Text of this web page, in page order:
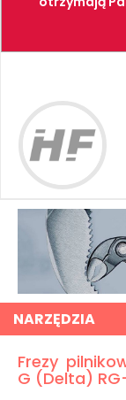
NARZĘDZIA
Frezy
G (Delta)